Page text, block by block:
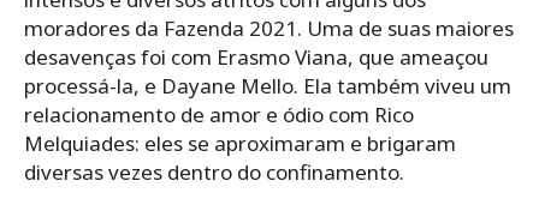
moradores da Fazenda 2021. Uma de suas maiores
desavenças foi com Erasmo Viana, que ameaçou
processá-la, e Dayane Mello. Ela também viveu um
relacionamento de amor e ódio com Rico
Melquiades: eles se aproximaram e brigaram
diversas vezes dentro do confinamento.